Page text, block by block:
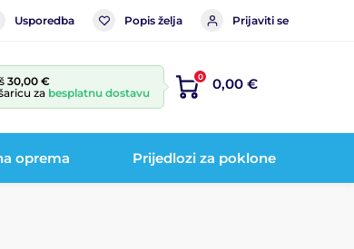
Usporedba Popis želja Prijaviti se
30,00 €
za besplatnu dostavu
0 0,00 €
oprema Prijedlozi za poklone